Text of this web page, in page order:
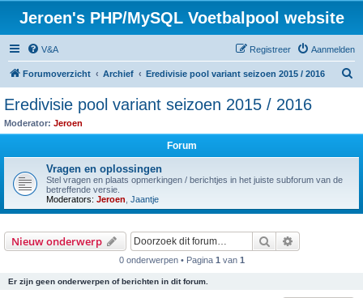
Jeroen's PHP/MySQL Voetbalpool website
V&A Aanmelden
Registreer
Forumoverzicht Archief Eredivisie pool variant seizoen 2015 / 2016
Eredivisie pool variant seizoen 2015 / 2016
Moderator: Jeroen
Forum
Vragen en oplossingen
Stel vragen en plaats opmerkingen / berichtjes in het juiste subforum van de
betreffende versie.
Moderators: Jeroen Jaantje
Nieuw onderwerp Zoek
0 onderwerpen • Pagina 1 van 1
Er zijn geen onderwerpen of berichten in dit forum.